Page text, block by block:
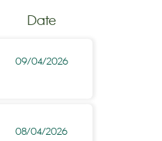
Date
09/04/2026
08/04/2026